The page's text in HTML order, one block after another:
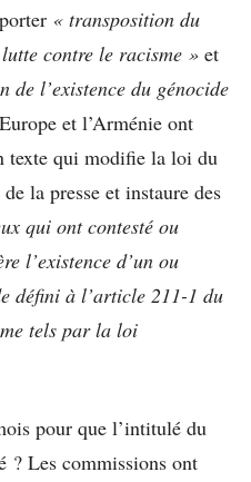
« transposition du
contre le racisme » et
de l’existence du génocide
et l’Arménie ont
texte qui modifie la loi du
la presse et instaure des
qui ont contesté ou
l’existence d’un ou
défini à l’article 211-1 du
tels par la loi
pour que l’intitulé du
? Les commissions ont